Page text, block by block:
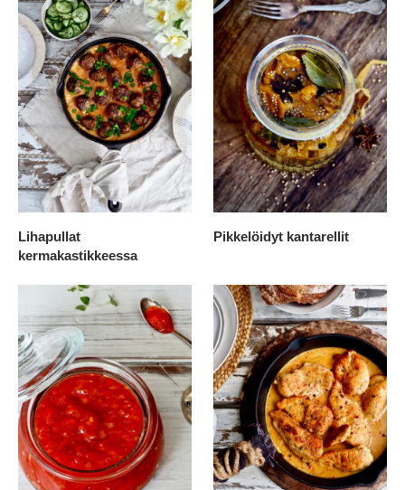
Lihapullat
kermakastikkeessa
Pikkelöidyt kantarellit